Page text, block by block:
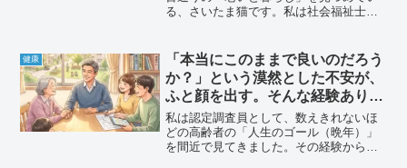
る、さいたま猫です。私は社会福祉士で
家でもあります。そんな私が、認定調査
の「初回（初めて介護保...
健康
「本当にこのままで良いのだろう
か？」という漠然とした不安が、
ふと顔を出す。そんな経験ありま
すか
私は認定調査員として、数えきれないほ
どの高齢者の「人生のゴール（晩年）」
を間近で見てきました。その経験から確